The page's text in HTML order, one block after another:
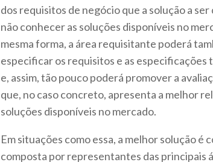
dos requisitos de negócio que a solução a
não conhecer as soluções disponíveis no
mesma forma, a área requisitante poderá
especificar os requisitos e as
e, assim, tão pouco poderá promover a
que, no caso concreto, apresenta a melhor
soluções disponíveis no mercado.
Em situações como essa, a melhor solução
composta por representantes das principais